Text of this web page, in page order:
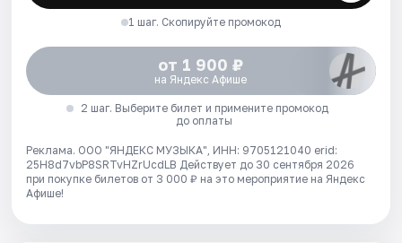
1 шаг. Скопируйте промокод
от 1 900 ₽
на Яндекс Афише
2 шаг. Выберите билет и примените промокод
до оплаты
Реклама. ООО "ЯНДЕКС МУЗЫКА", ИНН: 9705121040 erid:
25H8d7vbP8SRTvHZrUcdLB Действует до 30 сентября 2026
при покупке билетов от 3 000 ₽ на это мероприятие на Яндекс
Афише!